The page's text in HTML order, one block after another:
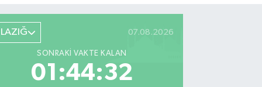
07.08.2026
SONRAKI VAKTE KALAN
01:44:31